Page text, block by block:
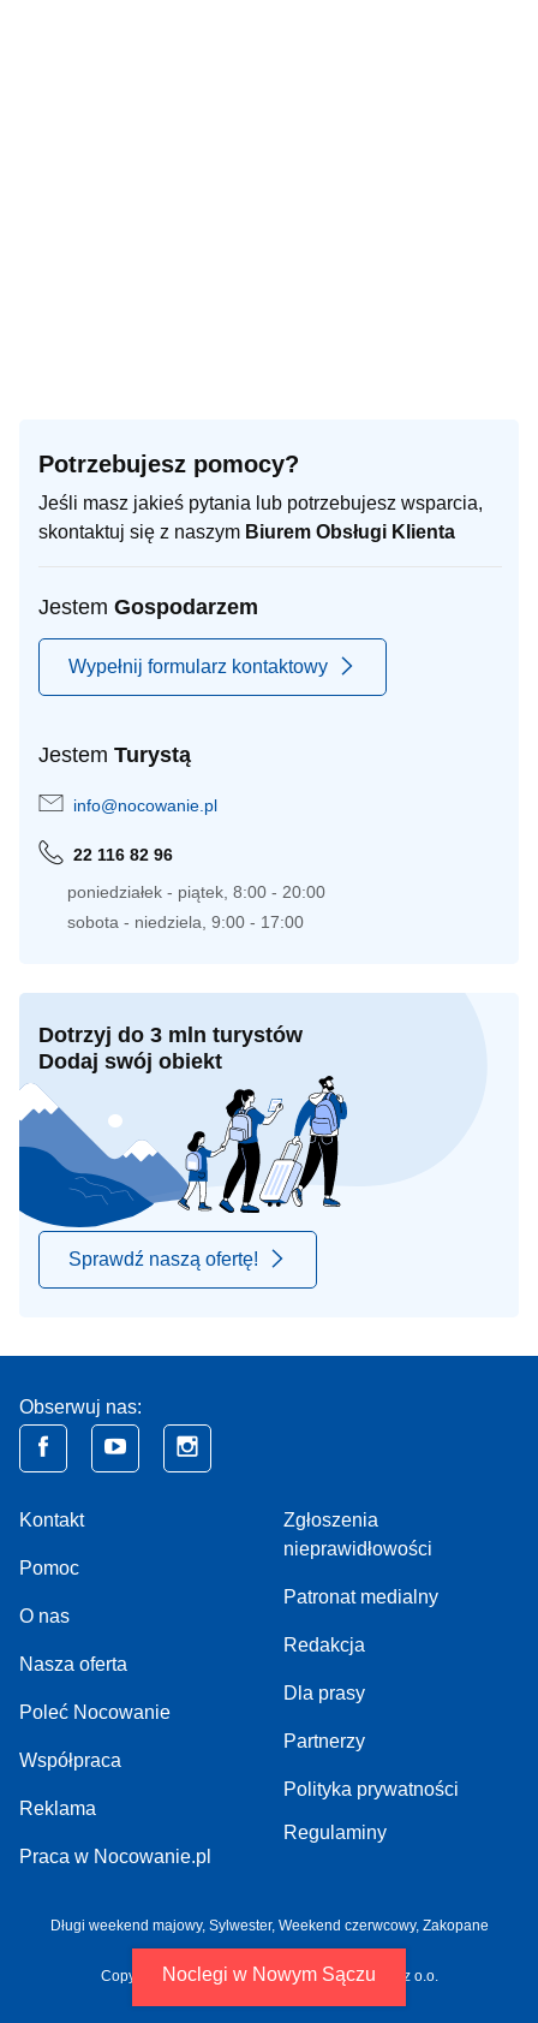
Noclegi w Nowym Sączu
Potrzebujesz pomocy?
Jeśli masz jakieś pytania lub potrzebujesz wsparcia,
skontaktuj się z naszym Biurem Obsługi Klienta
Jestem Gospodarzem
Wypełnij formularz kontaktowy
Jestem Turystą
info@nocowanie.pl
22 116 82 96
poniedziałek - piątek, 8:00 - 20:00
sobota - niedziela, 9:00 - 17:00
Dotrzyj do 3 mln turystów
Dodaj swój obiekt
Sprawdź naszą ofertę!
Obserwuj nas:
Kontakt
Pomoc
O nas
Nasza oferta
Poleć Nocowanie
Współpraca
Reklama
Praca w Nocowanie.pl
Zgłoszenia
nieprawidłowości
Patronat medialny
Redakcja
Dla prasy
Partnerzy
Polityka prywatności
Regulaminy
Długi weekend majowy, Sylwester, Weekend czerwcowy, Zakopane
Copyright 2005-2026 by NOCOWANIE.PL Sp. z o.o.